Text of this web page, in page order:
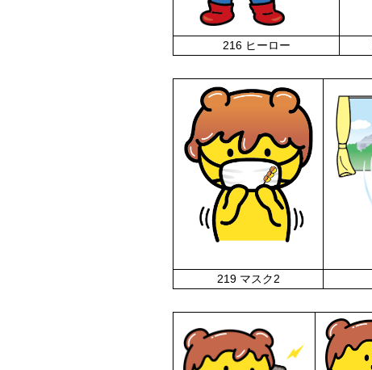
216 ヒーロー
219 マスク2